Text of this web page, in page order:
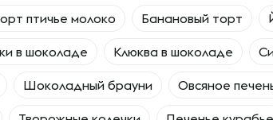
птичье молоко Банановый торт
в шоколаде Клюква в шоколаде
Шоколадный брауни Овсяное